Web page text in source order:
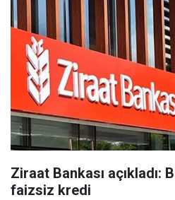
Ziraat Bankası açıkladı:
faizsiz kredi